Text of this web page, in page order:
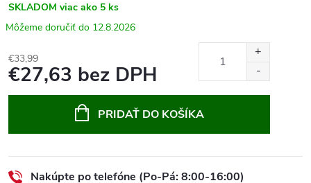
SKLADOM viac ako 5 ks
12.8.2026
€33,99
€27,63 bez DPH
PRIDAŤ DO KOŠÍKA
Nakúpte po telefóne (Po-Pá: 8:00-16:00)